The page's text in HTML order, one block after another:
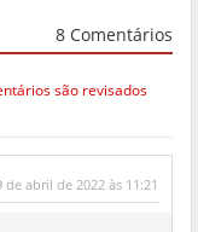
8 Comentários
são revisados
de abril de 2022 às 11:21